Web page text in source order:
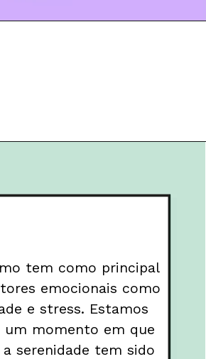
tem como principal
emocionais como
e stress. Estamos
um momento em que
serenidade tem sido